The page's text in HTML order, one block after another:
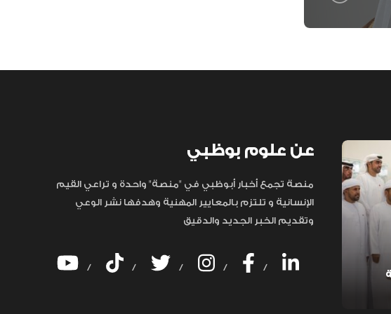
عن علوم بوظبي
منصة تجمع أخبار أبوظبي في "منصة" واحدة و تراعي القيم
الإنسانية و تلتزم بالمعايير المهنية وهدفها نشر الوعي
وتقديم الخبر الجديد والدقيق
/ / / / /